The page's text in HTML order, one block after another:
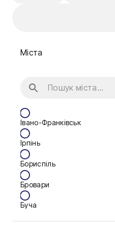
Міста
Івано-Франківськ
Ірпінь
Бориспіль
Бровари
Буча